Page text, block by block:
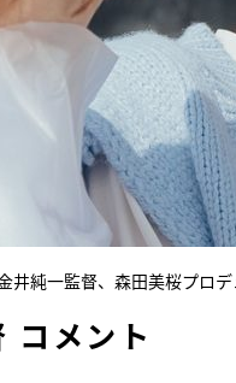
井純一監督、森田美桜プロ
メント